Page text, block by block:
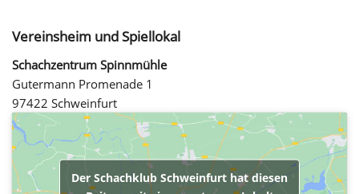
Vereinsheim und Spiellokal
Schachzentrum Spinnmühle
Gutermann Promenade 1
97422 Schweinfurt
Der Schachklub Schweinfurt hat diesen